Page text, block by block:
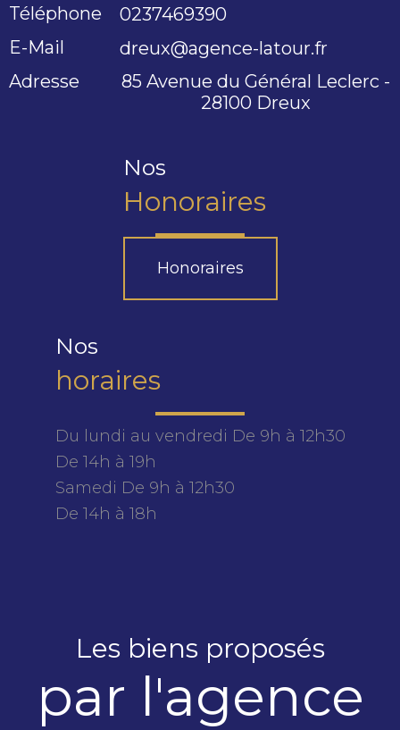
Téléphone
0237469390
E-Mail
dreux@agence-latour.fr
Adresse
85 Avenue du Général Leclerc -
28100 Dreux
Nos
Honoraires
Honoraires
Nos
horaires
Du lundi au vendredi De 9h à 12h30
De 14h à 19h
Samedi De 9h à 12h30
De 14h à 18h
Les biens proposés
par l'agence